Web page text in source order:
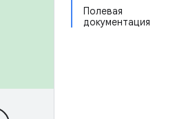
Полевая
документация